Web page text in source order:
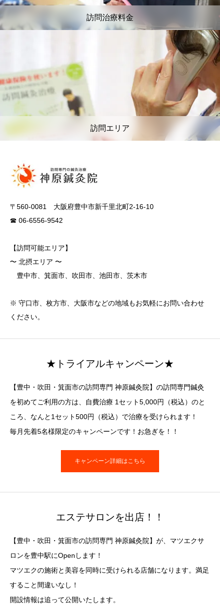
訪問治療料金
訪問エリア
〒560-0081 大阪府豊中市新千里北町2-16-10
☎ 06-6556-9542
【訪問可能エリア】
〜 北摂エリア 〜
豊中市、箕面市、吹田市、池田市、茨木市
※ 守口市、枚方市、大阪市などの地域もお気軽にお問い合わせ
ください。
★トライアルキャンペーン★
【豊中・吹田・箕面市の訪問専門 神原鍼灸院】の訪問専門鍼灸
を初めてご利用の方は、自費治療 1セット5,000円（税込）のと
ころ、なんと1セット500円（税込）で治療を受けられます！
毎月先着5名様限定のキャンペーンです！お急ぎを！！
キャンペーン詳細はこちら
エステサロンを出店！！
【豊中・吹田・箕面市の訪問専門 神原鍼灸院】が、マツエクサ
ロンを豊中駅にOpenします！
マツエクの施術と美容を同時に受けられる店舗になります。満足
すること間違いなし！
開設情報は追って公開いたします。